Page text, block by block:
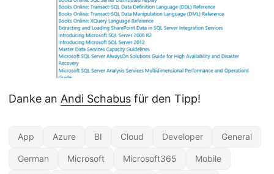
Danke an Andi Schabus für den Tipp!
App Azure BI Cloud Developer General
German Microsoft Microsoft365 Mobile